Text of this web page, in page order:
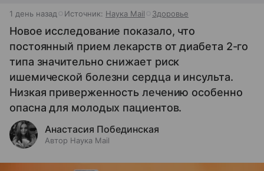
1 день назад Источник: Наука Mail Здоровье
Новое исследование показало, что
постоянный прием лекарств от диабета 2-го
типа значительно снижает риск
ишемической болезни сердца и инсульта.
Низкая приверженность лечению особенно
опасна для молодых пациентов.
Анастасия Побединская
Автор Наука Mail